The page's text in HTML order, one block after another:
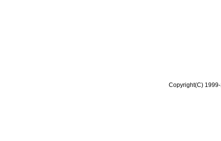
Copyright(C)